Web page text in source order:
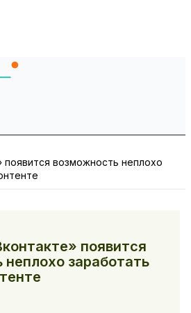
появится возможность неплохо
появится
заработать